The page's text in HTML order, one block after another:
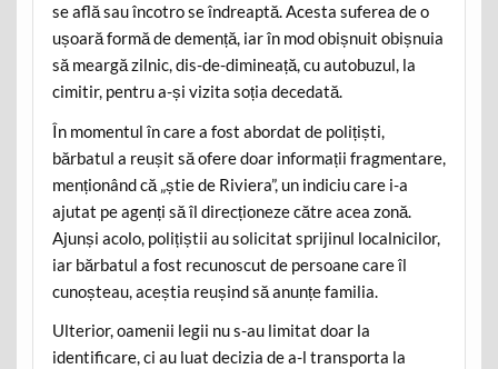
se află sau încotro se îndreaptă. Acesta suferea de o
ușoară formă de demență, iar în mod obișnuit obișnuia
să meargă zilnic, dis-de-dimineață, cu autobuzul, la
cimitir, pentru a-și vizita soția decedată.
În momentul în care a fost abordat de polițiști,
bărbatul a reușit să ofere doar informații fragmentare,
menționând că „știe de Riviera”, un indiciu care i-a
ajutat pe agenți să îl direcționeze către acea zonă.
Ajunși acolo, polițiștii au solicitat sprijinul localnicilor,
iar bărbatul a fost recunoscut de persoane care îl
cunoșteau, aceștia reușind să anunțe familia.
Ulterior, oamenii legii nu s-au limitat doar la
identificare, ci au luat decizia de a-l transporta la